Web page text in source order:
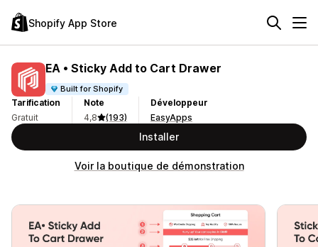
Shopify App Store
EA • Sticky Add to Cart Drawer
Built for Shopify
Tarification
Gratuit
Note
4,8
(193)
Développeur
EasyApps
Installer
Voir la boutique de démonstration